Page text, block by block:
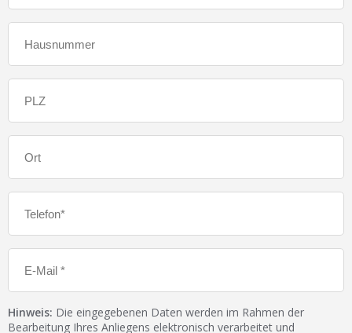
Hinweis: Die eingegebenen Daten werden im Rahmen der
Bearbeitung Ihres Anliegens elektronisch verarbeitet und